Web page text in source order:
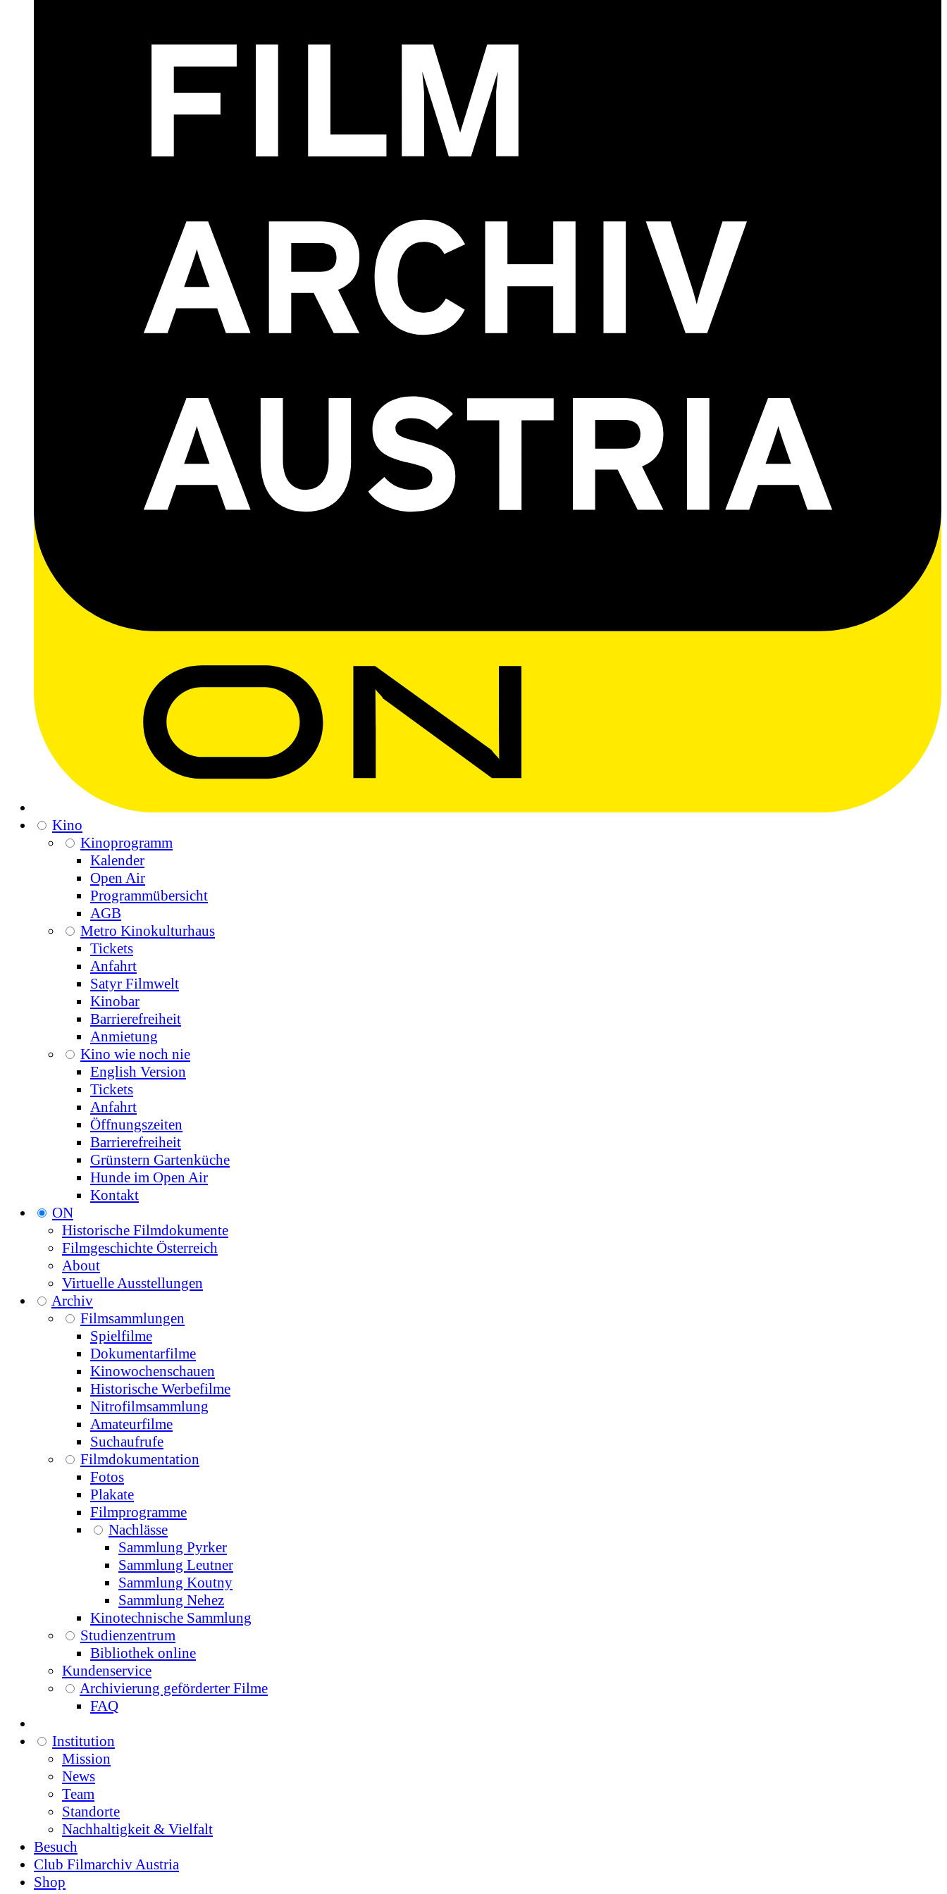
Kino
Kinoprogramm
Kalender
Open Air
Programmübersicht
AGB
Metro Kinokulturhaus
Tickets
Anfahrt
Satyr Filmwelt
Kinobar
Barrierefreiheit
Anmietung
Kino wie noch nie
English Version
Tickets
Anfahrt
Öffnungszeiten
Barrierefreiheit
Grünstern Gartenküche
Hunde im Open Air
Kontakt
ON
Historische Filmdokumente
Filmgeschichte Österreich
About
Virtuelle Ausstellungen
Archiv
Filmsammlungen
Spielfilme
Dokumentarfilme
Kinowochenschauen
Historische Werbefilme
Nitrofilmsammlung
Amateurfilme
Suchaufrufe
Filmdokumentation
Fotos
Plakate
Filmprogramme
Nachlässe
Sammlung Pyrker
Sammlung Leutner
Sammlung Koutny
Sammlung Nehez
Kinotechnische Sammlung
Studienzentrum
Bibliothek online
Kundenservice
Archivierung geförderter Filme
FAQ
Institution
Mission
News
Team
Standorte
Nachhaltigkeit & Vielfalt
Besuch
Club Filmarchiv Austria
Shop